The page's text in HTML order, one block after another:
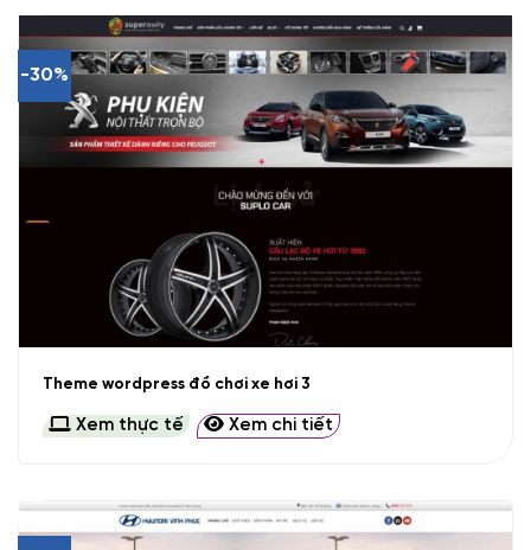
-30%
Theme wordpress đồ chơi xe hơi 3
Xem thực tế Xem chi tiết